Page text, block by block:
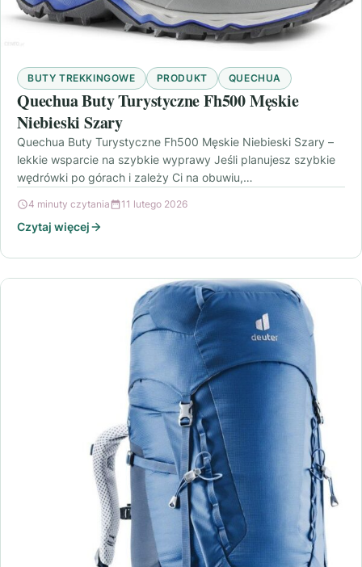
BUTY TREKKINGOWE PRODUKT QUECHUA
Quechua Buty Turystyczne Fh500 Męskie
Niebieski Szary
Quechua Buty Turystyczne Fh500 Męskie Niebieski Szary –
lekkie wsparcie na szybkie wyprawy Jeśli planujesz szybkie
wędrówki po górach i zależy Ci na obuwiu,…
4 minuty czytania 11 lutego 2026
Czytaj więcej